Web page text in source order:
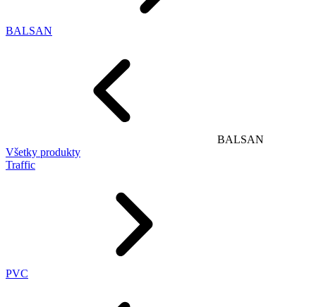
BALSAN
BALSAN
Všetky produkty
Traffic
PVC